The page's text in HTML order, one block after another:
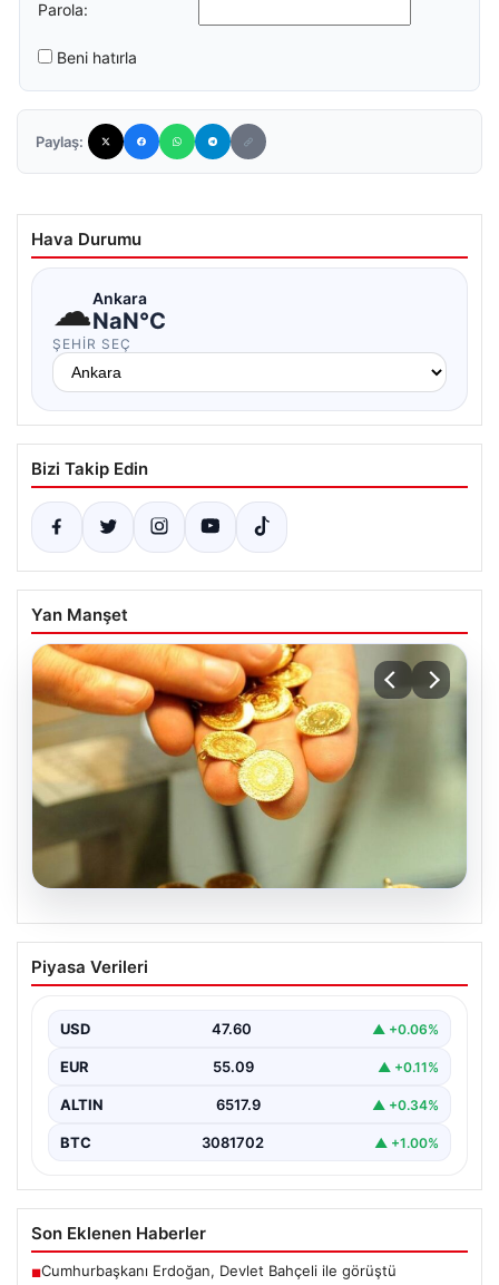
Parola:
Beni hatırla
Paylaş:
Hava Durumu
☁Ankara
NaN°C
ŞEHIR SEÇ
Bizi Takip Edin
Yan Manşet
05.08.2026
Altın fiyatları canlı 2 Nisan 2026: Altın
fiyatları ne kadar oldu? Gram, çeyrek,
fiyatları
Piyasa Verileri
USD 47.60 ▲ +0.06%
EUR 55.09 ▲ +0.11%
ALTIN 6517.9 ▲ +0.34%
BTC 3081702 ▲ +1.00%
Son Eklenen Haberler
■Cumhurbaşkanı Erdoğan, Devlet Bahçeli ile görüştü